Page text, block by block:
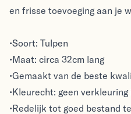
en frisse toevoeging aan je
•Soort: Tulpen
•Maat: circa 32cm lang
•Gemaakt van de beste
•Kleurecht: geen
•Redelijk tot goed bestand